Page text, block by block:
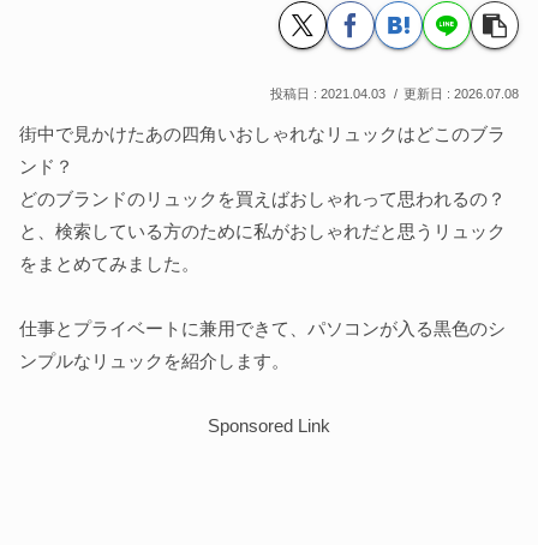
2021.04.03 2026.07.08
街中で見かけたあの四角いおしゃれなリュックはどこのブラ
ンド？
どのブランドのリュックを買えばおしゃれって思われるの？
と、検索している方のために私がおしゃれだと思うリュック
をまとめてみました。
仕事とプライベートに兼用できて、パソコンが入る黒色のシ
ンプルなリュックを紹介します。
Sponsored Link